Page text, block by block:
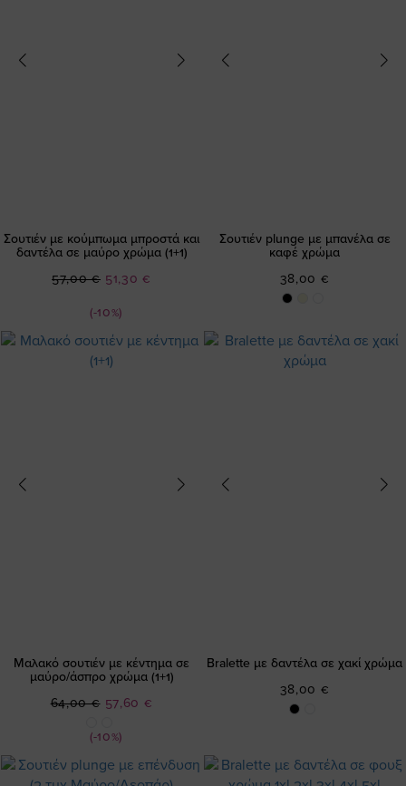
Σουτιέν με κούμπωμα μπροστά και
δαντέλα σε μαύρο χρώμα (1+1)
(-10%)
Ειδική
51,30 €
57,00 €
Σουτιέν plunge με μπανέλα σε
καφέ χρώμα
38,00 €
Μαλακό σουτιέν με κέντημα σε
μαύρο/άσπρο χρώμα (1+1)
(-10%)
Ειδική
57,60 €
64,00 €
Bralette με δαντέλα σε χακί χρώμα
38,00 €